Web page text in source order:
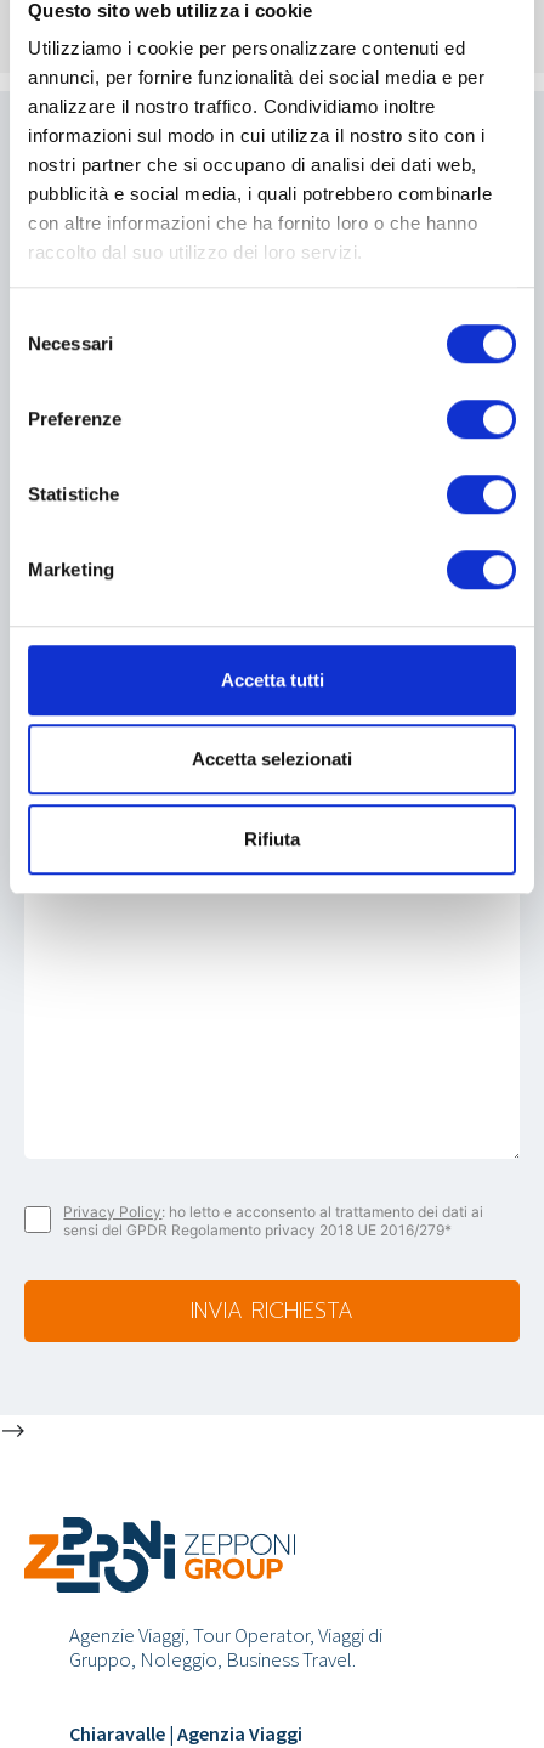
Questo sito web utilizza i cookie
Utilizziamo i cookie per personalizzare contenuti ed
annunci, per fornire funzionalità dei social media e per
analizzare il nostro traffico. Condividiamo inoltre
informazioni sul modo in cui utilizza il nostro sito con i
nostri partner che si occupano di analisi dei dati web,
pubblicità e social media, i quali potrebbero combinarle
con altre informazioni che ha fornito loro o che hanno
raccolto dal suo utilizzo dei loro servizi.
delNecessari
Preferenze
Statistiche
Marketing
Accetta tutti
Accetta selezionati
Rifiuta
Scrivici
Compila il modulo per essere
ricontattato
I campi contrassegnati con * sono obbligatori
Privacy Policy: ho letto e acconsento al trattamento dei dati ai
sensi del GPDR Regolamento privacy 2018 UE 2016/279*
INVIA RICHIESTA
-->
Agenzie Viaggi, Tour Operator, Viaggi di
Gruppo, Noleggio, Business Travel.
Chiaravalle | Agenzia Viaggi